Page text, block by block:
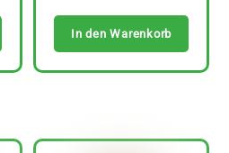
In den Warenkorb